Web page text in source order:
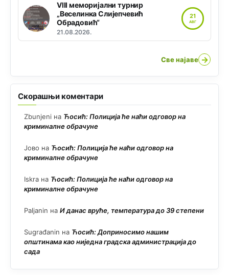
VIII меморијални турнир
„Веселинка Слијепчевић
Обрадовић“
21.08.2026.
21
АВГ
Све најаве →
Скорашњи коментари
Zbunjeni на Ћосић: Полиција ће наћи одговор на
криминалне обрачуне
Јово на Ћосић: Полиција ће наћи одговор на
криминалне обрачуне
Iskra на Ћосић: Полиција ће наћи одговор на
криминалне обрачуне
Paljanin на И данас вруће, температура до 39 степени
Sugrađanin на Ћосић: Доприносимо нашим
општинама као ниједна градска администрација до
сада